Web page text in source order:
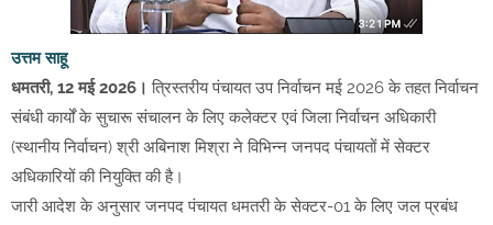
उत्तम साहू
धमतरी, 12 मई 2026।त्रिस्तरीय पंचायत उप निर्वाचन मई 2026 के तहत निर्वाचन
संबंधी कार्यों के सुचारू संचालन के लिए कलेक्टर एवं जिला निर्वाचन अधिकारी
(स्थानीय निर्वाचन) श्री अबिनाश मिश्रा ने विभिन्न जनपद पंचायतों में सेक्टर
अधिकारियों की नियुक्ति की है।
जारी आदेश के अनुसार जनपद पंचायत धमतरी के सेक्टर-01 के लिए जल प्रबंध